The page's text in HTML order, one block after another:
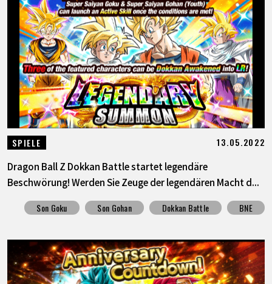
SPIELE 13.05.2022
Dragon Ball Z Dokkan Battle startet legendäre
Beschwörung! Werden Sie Zeuge der legendären Macht d...
Son Goku Son Gohan Dokkan Battle BNE